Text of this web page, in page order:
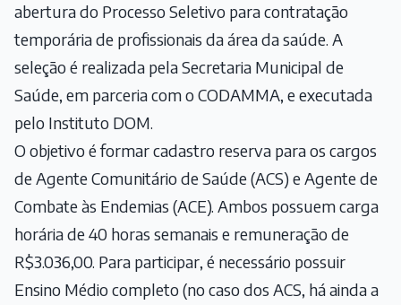
abertura do Processo Seletivo para contratação
temporária de profissionais da área da saúde. A
seleção é realizada pela Secretaria Municipal de
Saúde, em parceria com o CODAMMA, e executada
pelo Instituto DOM.
O objetivo é formar cadastro reserva para os cargos
de Agente Comunitário de Saúde (ACS) e Agente de
Combate às Endemias (ACE). Ambos possuem carga
horária de 40 horas semanais e remuneração de
R$3.036,00. Para participar, é necessário possuir
Ensino Médio completo (no caso dos ACS, há ainda a